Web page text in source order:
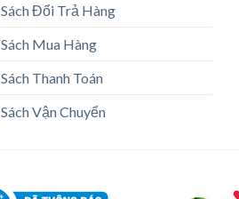
Đổi Trả Hàng
Mua Hàng
Thanh Toán
Vận Chuyển